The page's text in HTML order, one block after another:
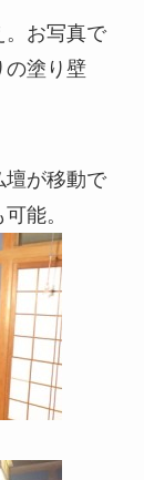
。お写真で
の塗り壁
壇が移動で
能。